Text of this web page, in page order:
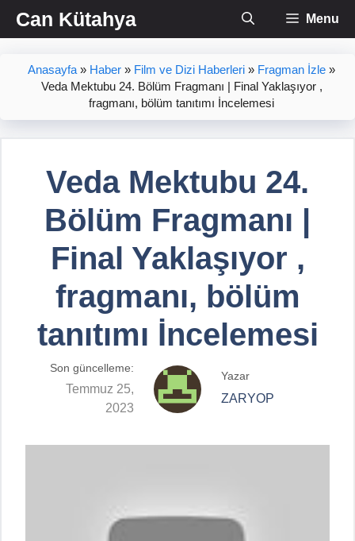
İçeriğe
atlaCan Kütahya Menu
Anasayfa » Haber » Film ve Dizi Haberleri » Fragman İzle »
Veda Mektubu 24. Bölüm Fragmanı | Final Yaklaşıyor ,
fragmanı, bölüm tanıtımı İncelemesi
Veda Mektubu 24.
Bölüm Fragmanı |
Final Yaklaşıyor ,
fragmanı, bölüm
tanıtımı İncelemesi
Son güncelleme:
Temmuz 25,
2023
Yazar
ZARYOP